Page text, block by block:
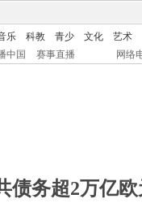
乐 科教 青少 文化
艺术
中国 赛事直播 网络
债务超2万亿欧